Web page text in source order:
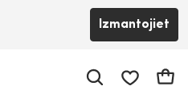
Izmantojiet